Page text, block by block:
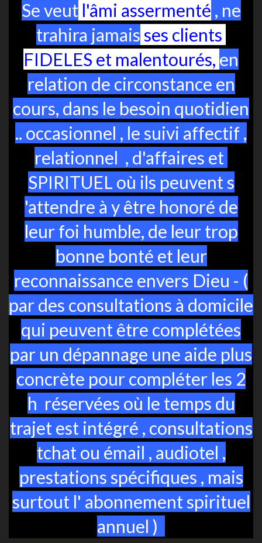
Se veut l'âmi assermenté , ne
trahira jamaisses clients
FIDELES et malentourés, en
relation de circonstance en
cours, dans le besoin quotidien
.. occasionnel , le suivi affectif ,
relationnel , d'affaires et
SPIRITUEL où ils peuvent s
'attendre à y être honoré de
leur foi humble, de leur trop
bonne bonté et leur
reconnaissance envers Dieu - (
par des consultations à domicile
qui peuvent être complétées
par un dépannage une aide plus
concrète pour compléter les 2
h réservées où le temps du
trajet est intégré , consultations
tchat ou émail , audiotel ,
prestations spécifiques , mais
surtout l' abonnement spirituel
annuel )